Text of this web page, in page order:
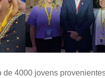
de 4000 jovens